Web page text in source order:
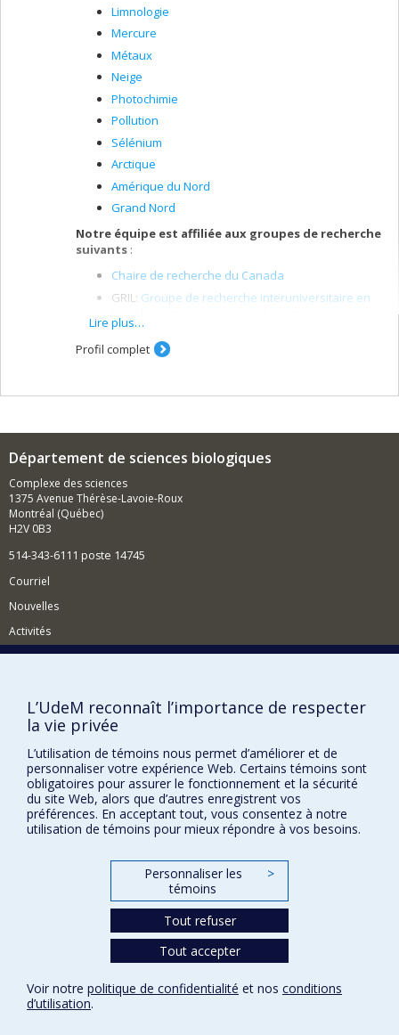
Limnologie
Mercure
Métaux
Neige
Photochimie
Pollution
Sélénium
Arctique
Amérique du Nord
Grand Nord
Notre équipe est affiliée aux groupes de recherche
suivants :
Chaire de recherche du Canada
GRIL: Groupe de recherche interuniversitaire en
CEN (collaborateur):
Réseau pour l'écotoxicologie aquatique du
Centre de recherche en santé publique (CReSP)
Sofia Paciello, étudiante au doctorat (direction;
codirection: Maikel Rosabal, UQAM)
Gabriel Bluteau, étudiant au doctorat (direction;
(direction)
Thibault Dewitte, étudiant à la maîtrise (direction;
codirection: Nolwenn Noisel, ESPUM)
Linsey Mouatcho, étudiante au doctorat
(codirection; directrice: Isabelle Lavoie, INRS)
Luana Hainzenreder Bauer, étudiante au
doctorat (codirection; directeur: Maikel Rosabal,
UQAM)
Alice Carle, étudiante au doctorat
(codirection; directeur: Maikel Rosabal, UQAM)
(codirection; directeur: Maikel Rosabal, UQAM)
Hyunmo Koo, étudiant à la maîtrise (codirection;
directrice: Sandra Binning, UdeM)
Chrystelle Lessard, étudiante à la maîtrise
(codirection; directeur: Kevin Wilkinson, chimie,
(codirection; directeur: Jean-François Lapierre,
Lire plus…
Profil complet
Département de sciences biologiques
Complexe des sciences
1375 Avenue Thérèse-Lavoie-Roux
Montréal (Québec)
H2V 0B3
514-343-6111 poste 14745
Courriel
Nouvelles
Activités
Plan du site
Accessibilité
FACULTÉ DES ARTS ET DES SCIENCES
Nos départements et écoles
Nos centres d'études
Conditions d’utilisation
Paramètres des témoins
Université de
L’UdeM reconnaît l’importance de respecter
la vie privée
L’utilisation de témoins nous permet d’améliorer et de
personnaliser votre expérience Web. Certains témoins sont
obligatoires pour assurer le fonctionnement et la sécurité
du site Web, alors que d’autres enregistrent vos
préférences. En acceptant tout, vous consentez à notre
utilisation de témoins pour mieux répondre à vos besoins.
Personnaliser les
témoins
>
Tout refuser
Tout accepter
Voir notre politique de confidentialité et nos conditions
d’utilisation.